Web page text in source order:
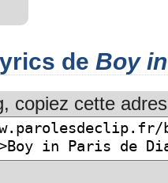
de Boy
copiez cette